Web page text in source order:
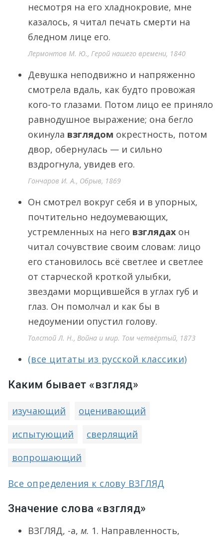
несмотря на его хладнокровие, мне
казалось, я читал печать смерти на
бледном лице его.
Лермонтов М. Ю., Герой нашего времени, 1840
Девушка неподвижно и напряженно
смотрела вдаль, как будто провожая
кого-то глазами. Потом лицо ее приняло
равнодушное выражение; она бегло
окинула взглядом окрестность, потом
двор, обернулась — и сильно
вздрогнула, увидев его.
Гончаров И. А., Обрыв, 1869
Он смотрел вокруг себя и в упорных,
почтительно недоумевающих,
устремленных на него взглядах он
читал сочувствие своим словам: лицо
его становилось всё светлее и светлее
от старческой кроткой улыбки,
звездами морщившейся в углах губ и
глаз. Он помолчал и как бы в
недоумении опустил голову.
Толстой Л. Н., Война и мир. Том четвёртый, 1873
(все цитаты из русской классики)
Каким бывает «взгляд»
изучающий
оценивающий
испытующий
сверлящий
вопрошающий
Все определения к слову ВЗГЛЯД
Значение слова «взгляд»
ВЗГЛЯД, -а, м. 1. Направленность,